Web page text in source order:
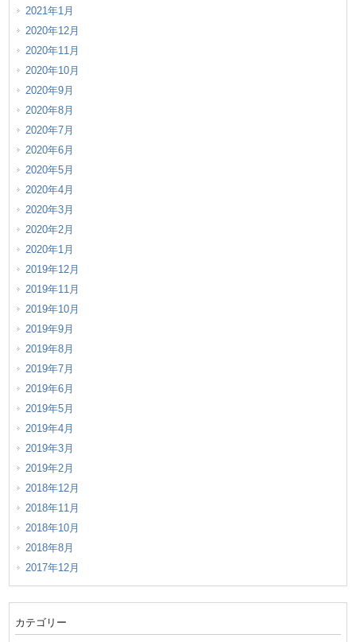
2021年1月
2020年12月
2020年11月
2020年10月
2020年9月
2020年8月
2020年7月
2020年6月
2020年5月
2020年4月
2020年3月
2020年2月
2020年1月
2019年12月
2019年11月
2019年10月
2019年9月
2019年8月
2019年7月
2019年6月
2019年5月
2019年4月
2019年3月
2019年2月
2018年12月
2018年11月
2018年10月
2018年8月
2017年12月
カテゴリー